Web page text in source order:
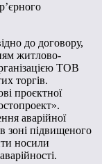
до договору,
житлово-
ТОВ
торгів.
проєктної
аварійної
зоні підвищеного
носили